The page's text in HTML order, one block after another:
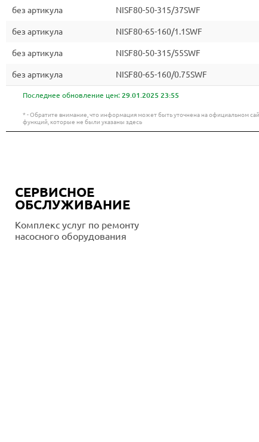
без артикула NISF80-50-315/37SWF
без артикула NISF80-65-160/1.1SWF
без артикула NISF80-50-315/55SWF
без артикула NISF80-65-160/0.75SWF
Последнее обновление цен: 29.01.2025 23:55
* - Обратите внимание, что информация может быть уточнена на официальном
функций, которые не были указаны здесь
СЕРВИСНОЕ
ОБСЛУЖИВАНИЕ
Комплекс услуг по ремонту
насосного оборудования